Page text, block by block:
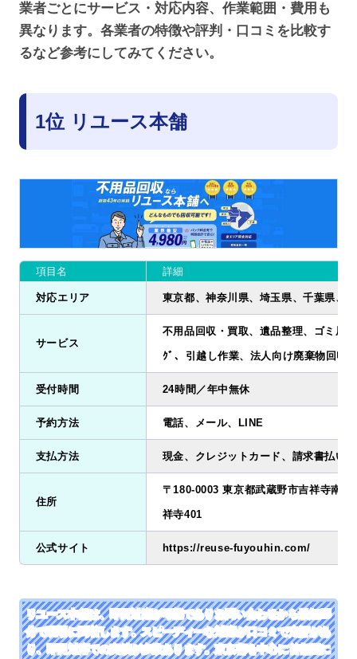
業者ごとにサービス・対応内容、作業範囲・費用も
異なります。各業者の特徴や評判・口コミを比較す
るなど参考にしてみてください。
1位 リユース本舗
項目名 詳細
対応エリア 東京都、神奈川県、埼玉県、千葉県、
サービス
不用品回収・買取、遺品整理、ゴミ屋
ｸﾞ、引越し作業、法人向け廃棄物回収
受付時間 24時間／年中無休
予約方法 電話、メール、LINE
支払方法 現金、クレジットカード、請求書払い
住所
〒180-0003 東京都武蔵野市吉祥寺南町
祥寺401
公式サイト https://reuse-fuyouhin.com/
リユース本舗は、即日対応が可能でありお問い合わせから最短25
分で現場に到着します。スピーディーな対応が口コミで定評があ
り、即日対応での実績が多数あります。東京都を中心に首都圏に